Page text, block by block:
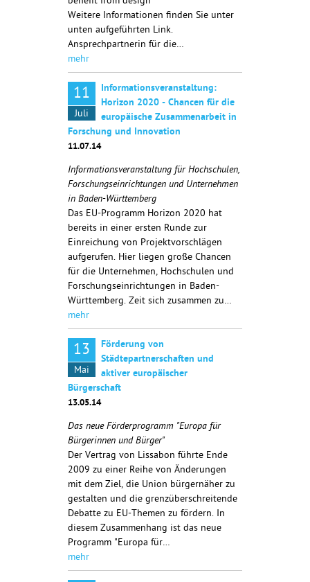
Weitere Informationen finden Sie unter
unten aufgeführten Link.
Ansprechpartnerin für die…
mehr
11
Juli
Informationsveranstaltung:
Horizon 2020 - Chancen für die
europäische Zusammenarbeit in
Forschung und Innovation
11.07.14
Informationsveranstaltung für Hochschulen,
Forschungseinrichtungen und Unternehmen
in Baden-Württemberg
Das EU-Programm Horizon 2020 hat
bereits in einer ersten Runde zur
Einreichung von Projektvorschlägen
aufgerufen. Hier liegen große Chancen
für die Unternehmen, Hochschulen und
Forschungseinrichtungen in Baden-
Württemberg. Zeit sich zusammen zu…
mehr
13
Mai
Förderung von
Städtepartnerschaften und
aktiver europäischer
Bürgerschaft
13.05.14
Das neue Förderprogramm "Europa für
Bürgerinnen und Bürger"
Der Vertrag von Lissabon führte Ende
2009 zu einer Reihe von Änderungen
mit dem Ziel, die Union bürgernäher zu
gestalten und die grenzüberschreitende
Debatte zu EU-Themen zu fördern. In
diesem Zusammenhang ist das neue
Programm "Europa für…
mehr